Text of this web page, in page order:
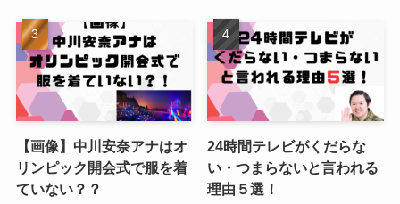
【画像】中川安奈アナはオ
リンピック開会式で服を着
ていない？？
24時間テレビがくだらな
い・つまらないと言われる
理由５選！